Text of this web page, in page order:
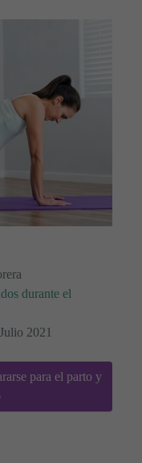
durante el
2021
para el parto y